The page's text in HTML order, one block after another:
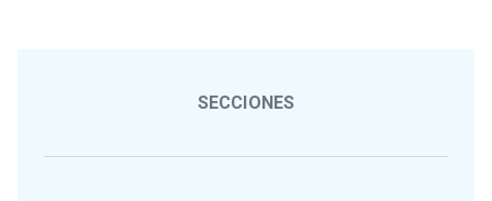
SECCIONES